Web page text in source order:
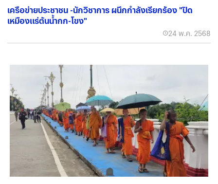
เครือข่ายประชาชน -นักวิชาการ ผนึกกำลังเรียกร้อง "ปิด